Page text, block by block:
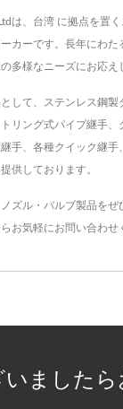
は、台湾 に拠点を置く
カーです。長年にわた
多様なニーズにお応え
して、ステンレス鋼製
リング式パイプ継手、
手、各種クイック継手
供しております。
ズル・バルブ製品をぜ
お気軽にお問い合わせ
ました